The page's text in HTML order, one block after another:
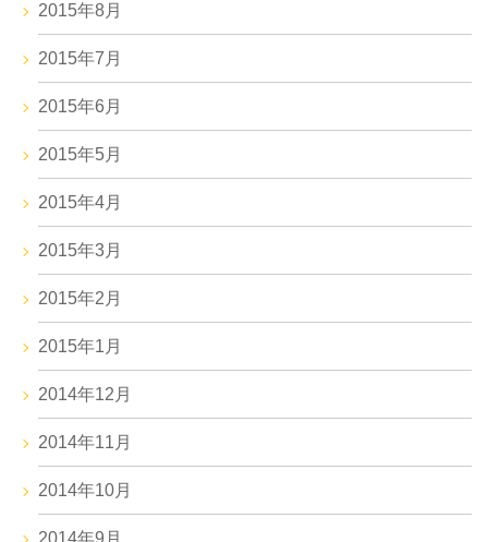
2015年8月
2015年7月
2015年6月
2015年5月
2015年4月
2015年3月
2015年2月
2015年1月
2014年12月
2014年11月
2014年10月